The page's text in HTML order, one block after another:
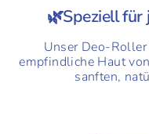
🌿Speziell
Unser Deo-
empfindliche Haut
sanften,